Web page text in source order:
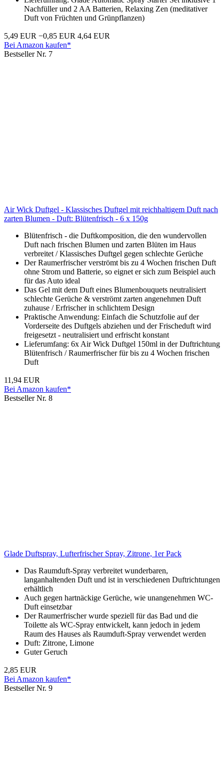
Nachfüller und 2 AA Batterien, Relaxing Zen (meditativer
Duft von Früchten und Grünpflanzen)
5,49 EUR −0,85 EUR 4,64 EUR
Bei Amazon kaufen*
Bestseller Nr. 7
Air Wick Duftgel - Klassisches Duftgel mit reichhaltigem Duft nach
zarten Blumen - Duft: Blütenfrisch - 6 x 150g
Blütenfrisch - die Duftkomposition, die den wundervollen
Duft nach frischen Blumen und zarten Blüten im Haus
verbreitet / Klassisches Duftgel gegen schlechte Gerüche
Der Raumerfrischer verströmt bis zu 4 Wochen frischen Duft
ohne Strom und Batterie, so eignet er sich zum Beispiel auch
für das Auto ideal
Das Gel mit dem Duft eines Blumenbouquets neutralisiert
schlechte Gerüche & verströmt zarten angenehmen Duft
zuhause / Erfrischer in schlichtem Design
Praktische Anwendung: Einfach die Schutzfolie auf der
Vorderseite des Duftgels abziehen und der Frischeduft wird
freigesetzt - neutralisiert und erfrischt konstant
Lieferumfang: 6x Air Wick Duftgel 150ml in der Duftrichtung
Blütenfrisch / Raumerfrischer für bis zu 4 Wochen frischen
Duft
11,94 EUR
Bei Amazon kaufen*
Bestseller Nr. 8
Glade Duftspray, Lufterfrischer Spray, Zitrone, 1er Pack
Das Raumduft-Spray verbreitet wunderbaren,
langanhaltenden Duft und ist in verschiedenen Duftrichtungen
erhältlich
Auch gegen hartnäckige Gerüche, wie unangenehmen WC-
Duft einsetzbar
Der Raumerfrischer wurde speziell für das Bad und die
Toilette als WC-Spray entwickelt, kann jedoch in jedem
Raum des Hauses als Raumduft-Spray verwendet werden
Duft: Zitrone, Limone
Guter Geruch
2,85 EUR
Bei Amazon kaufen*
Bestseller Nr. 9